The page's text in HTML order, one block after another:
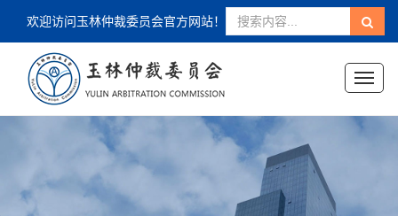
欢迎访问玉林仲裁委员会官方网站！